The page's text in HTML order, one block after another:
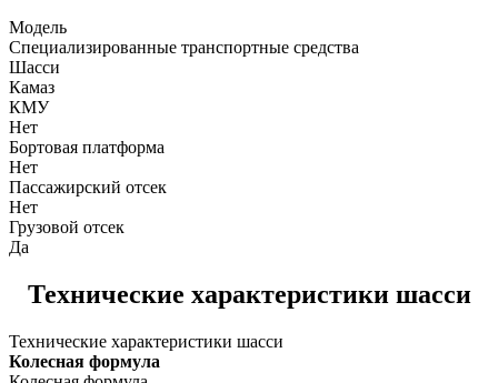
Модель
Специализированные транспортные средства
Шасси
Камаз
КМУ
Нет
Бортовая платформа
Нет
Пассажирский отсек
Нет
Грузовой отсек
Да
Технические характеристики шасси
Технические характеристики шасси
Колесная формула